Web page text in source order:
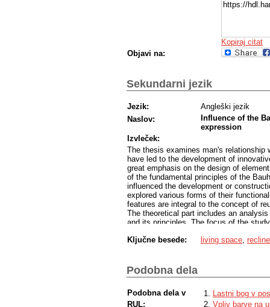
zaživita vsak zase, a prav tako v
https://
Kopiraj citat
Objavi na:
Sekundarni jezik
Jezik:
Angleški jezik
Naslov:
Influence of the
expression
Izvleček:
The thesis examines man's
have led to the development of
great emphasis on the design of
of the fundamental principles of the
influenced the development or
explored various forms of their
features are integral to the concept of
The theoretical part includes an
and its principles. The focus of the
principle of "do it yourself". Another
space, I take up the criticism and
without frills and ornamental
In my design work, however, I
understand in the broadest sense as
Ključne besede: living space
Podobna dela
Podobna dela v
RUL:
Lastni bog v
Vpliv barve na